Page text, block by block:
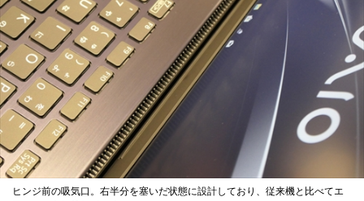
ヒンジ前の吸気口。右半分を塞いだ状態に設計しており、従来機と比べてエ